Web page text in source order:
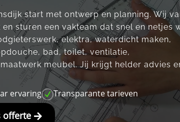
start met ontwerp en planning.​ Wij
sturen een vakteam dat snel en netjes
elektra, waterdicht maken,
bad, toilet, ventilatie,
meubel.​ Jij krijgt helder advies
ervaring N Transparante tarieven
offerte